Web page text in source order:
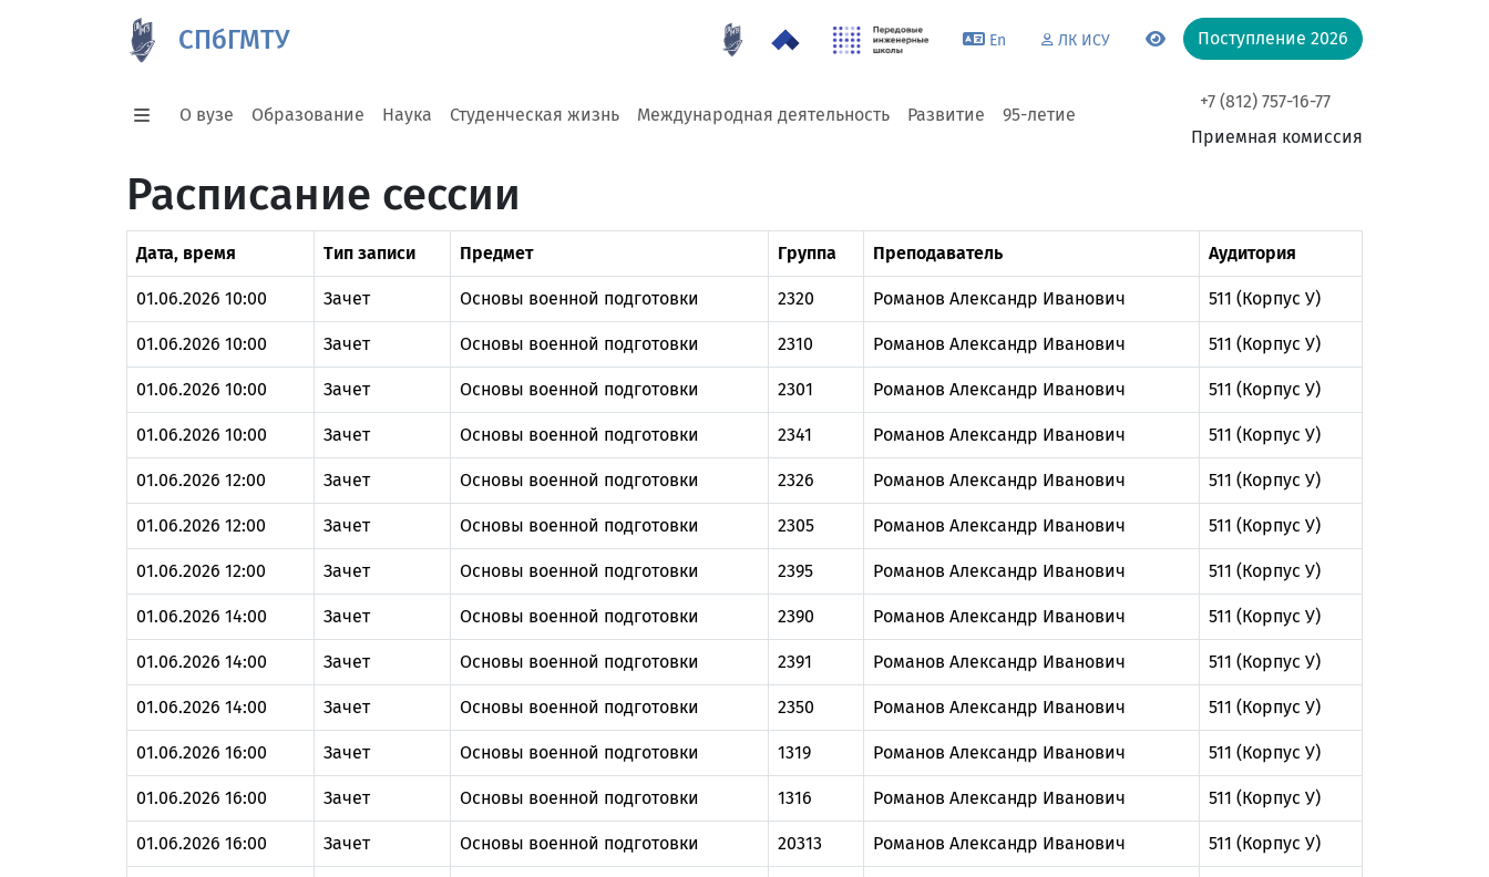
СПбГМТУ En ЛК ИСУ Поступление 2026
О вузе Образование Наука Студенческая жизнь Международная деятельность Развитие 95-летие
+7 (812) 757-16-77
Приемная комиссия
Расписание сессии
Дата, время Тип записи Предмет Группа Преподаватель Аудитория
01.06.2026 10:00 Зачет Основы военной подготовки 2320 Романов Александр Иванович 511 (Корпус У)
01.06.2026 10:00 Зачет Основы военной подготовки 2310 Романов Александр Иванович 511 (Корпус У)
01.06.2026 10:00 Зачет Основы военной подготовки 2301 Романов Александр Иванович 511 (Корпус У)
01.06.2026 10:00 Зачет Основы военной подготовки 2341 Романов Александр Иванович 511 (Корпус У)
01.06.2026 12:00 Зачет Основы военной подготовки 2326 Романов Александр Иванович 511 (Корпус У)
01.06.2026 12:00 Зачет Основы военной подготовки 2305 Романов Александр Иванович 511 (Корпус У)
01.06.2026 12:00 Зачет Основы военной подготовки 2395 Романов Александр Иванович 511 (Корпус У)
01.06.2026 14:00 Зачет Основы военной подготовки 2390 Романов Александр Иванович 511 (Корпус У)
01.06.2026 14:00 Зачет Основы военной подготовки 2391 Романов Александр Иванович 511 (Корпус У)
01.06.2026 14:00 Зачет Основы военной подготовки 2350 Романов Александр Иванович 511 (Корпус У)
01.06.2026 16:00 Зачет Основы военной подготовки 1319 Романов Александр Иванович 511 (Корпус У)
01.06.2026 16:00 Зачет Основы военной подготовки 1316 Романов Александр Иванович 511 (Корпус У)
01.06.2026 16:00 Зачет Основы военной подготовки 20313 Романов Александр Иванович 511 (Корпус У)